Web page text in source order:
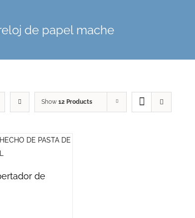
de papel mache
Show 12 Products
de